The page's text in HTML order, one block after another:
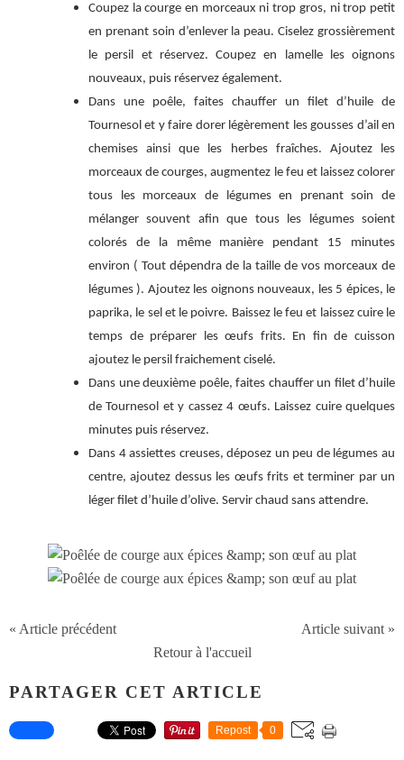
Coupez la courge en morceaux ni trop gros, ni trop petit
en prenant soin d’enlever la peau. Ciselez grossièrement
le persil et réservez. Coupez en lamelle les oignons
nouveaux, puis réservez également.
Dans une poêle, faites chauffer un filet d’huile de
Tournesol et y faire dorer légèrement les gousses d’ail en
chemises ainsi que les herbes fraîches. Ajoutez les
morceaux de courges, augmentez le feu et laissez colorer
tous les morceaux de légumes en prenant soin de
mélanger souvent afin que tous les légumes soient
colorés de la même manière pendant 15 minutes
environ ( Tout dépendra de la taille de vos morceaux de
légumes ). Ajoutez les oignons nouveaux, les 5 épices, le
paprika, le sel et le poivre. Baissez le feu et laissez cuire le
temps de préparer les œufs frits. En fin de cuisson
ajoutez le persil fraichement ciselé.
Dans une deuxième poêle, faites chauffer un filet d’huile
de Tournesol et y cassez 4 œufs. Laissez cuire quelques
minutes puis réservez.
Dans 4 assiettes creuses, déposez un peu de légumes au
centre, ajoutez dessus les œufs frits et terminer par un
léger filet d’huile d’olive. Servir chaud sans attendre.
« Article précédent
Article suivant »
Retour à l'accueil
PARTAGER CET ARTICLE
Repost 0